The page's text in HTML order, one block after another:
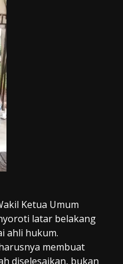
Ketua Umum
latar belakang
ahli hukum.
membuat
diselesaikan, bukan